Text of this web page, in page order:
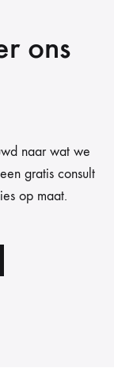
ons
naar wat we
gratis consult
op maat.